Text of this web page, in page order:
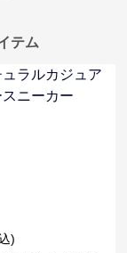
テム
)